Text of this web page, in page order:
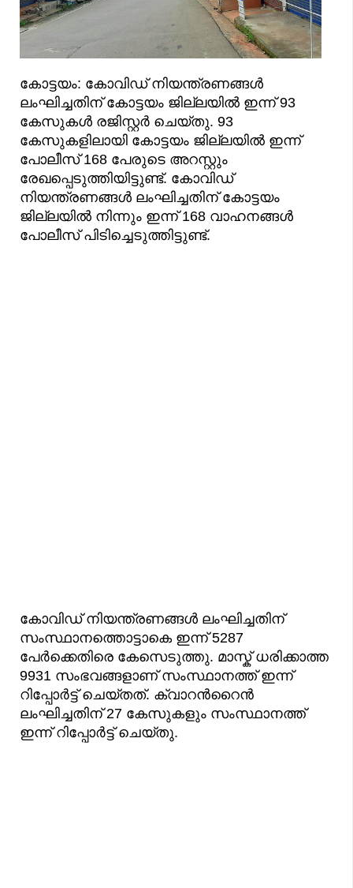
കോട്ടയം: കോവിഡ് നിയന്ത്രണങ്ങള്‍
ലംഘിച്ചതിന് കോട്ടയം ജില്ലയിൽ ഇന്ന് 93
കേസുകൾ രജിസ്റ്റർ ചെയ്തു. 93
കേസുകളിലായി കോട്ടയം ജില്ലയിൽ ഇന്ന്
പോലീസ് 168 പേരുടെ അറസ്റ്റും
രേഖപ്പെടുത്തിയിട്ടുണ്ട്. കോവിഡ്
നിയന്ത്രണങ്ങള്‍ ലംഘിച്ചതിന് കോട്ടയം
ജില്ലയിൽ നിന്നും ഇന്ന് 168 വാഹനങ്ങൾ
പോലീസ് പിടിച്ചെടുത്തിട്ടുണ്ട്.
കോവിഡ് നിയന്ത്രണങ്ങള്‍ ലംഘിച്ചതിന്
സംസ്ഥാനത്തൊട്ടാകെ ഇന്ന് 5287
പേര്‍ക്കെതിരെ കേസെടുത്തു. മാസ്ക് ധരിക്കാത്ത
9931 സംഭവങ്ങളാണ് സംസ്ഥാനത്ത് ഇന്ന്
റിപ്പോര്‍ട്ട് ചെയ്തത്. ക്വാറന്‍റൈന്‍
ലംഘിച്ചതിന് 27 കേസുകളും സംസ്ഥാനത്ത്
ഇന്ന് റിപ്പോര്‍ട്ട് ചെയ്തു.